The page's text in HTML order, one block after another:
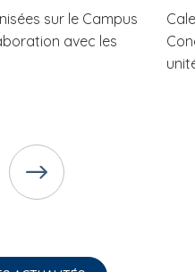
sur le Campus
avec les